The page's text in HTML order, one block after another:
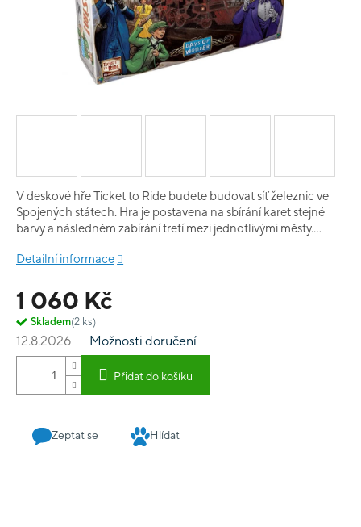
1 060 Kč
Skladem(2 ks)
12.8.2026 Možnosti doručení
Přidat do košíku
V deskové hře Ticket to Ride budete budovat síť železnic ve
Spojených státech. Hra je postavena na sbírání karet stejné
barvy a následném zabírání tretí mezi jednotlivými městy.
pořádný balík bodů. Není tak důležité být pouze nejdelší, ale
roce 2004 ocenění Hra roku a je nutné uznat, že po právu.
Jedná se totiž o výbornou rodinnou hru, kterou si můžete
zahrát s dětmi i mezi dospěláky:). Kromě základní varianty si
můžete vyzkoušet Evropu, Německo, či severské země. Nebo
si hru zpestřit jedním z řady rozšíření.
Detailní informace
Zeptat se Hlídat